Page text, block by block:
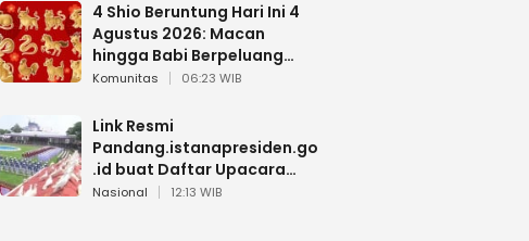
4 Shio Beruntung Hari Ini 4
Agustus 2026: Macan
hingga Babi Berpeluang
Dapat Kabar Baik
Komunitas 06:23 WIB
Link Resmi
Pandang.istanapresiden.go
.id buat Daftar Upacara
Bendera HUT RI di Istana
Nasional 12:13 WIB